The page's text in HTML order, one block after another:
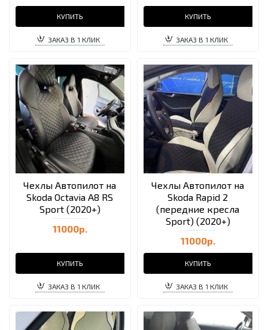
КУПИТЬ
ЗАКАЗ В 1 КЛИК
КУПИТЬ
ЗАКАЗ В 1 КЛИК
Чехлы Автопилот на
Skoda Octavia A8 RS
Sport (2020+)
11000р.
КУПИТЬ
ЗАКАЗ В 1 КЛИК
Чехлы Автопилот на
Skoda Rapid 2
(передние кресла
Sport) (2020+)
11000р.
КУПИТЬ
ЗАКАЗ В 1 КЛИК